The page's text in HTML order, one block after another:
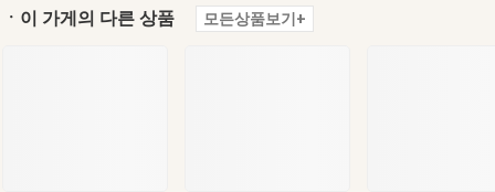
ㆍ이 가게의 다른 상품 모든상품보기+